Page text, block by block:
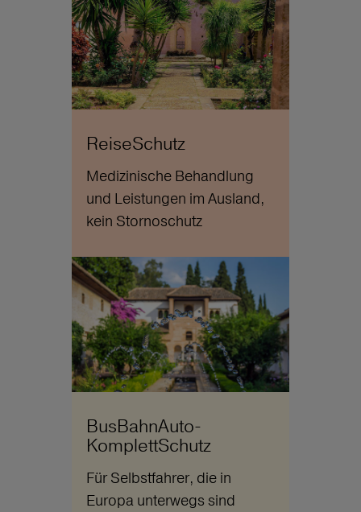
ReiseSchutz
Medizinische Behandlung
und Leistungen im Ausland,
kein Stornoschutz
BusBahnAuto-
KomplettSchutz
Für Selbstfahrer, die in
Europa unterwegs sind